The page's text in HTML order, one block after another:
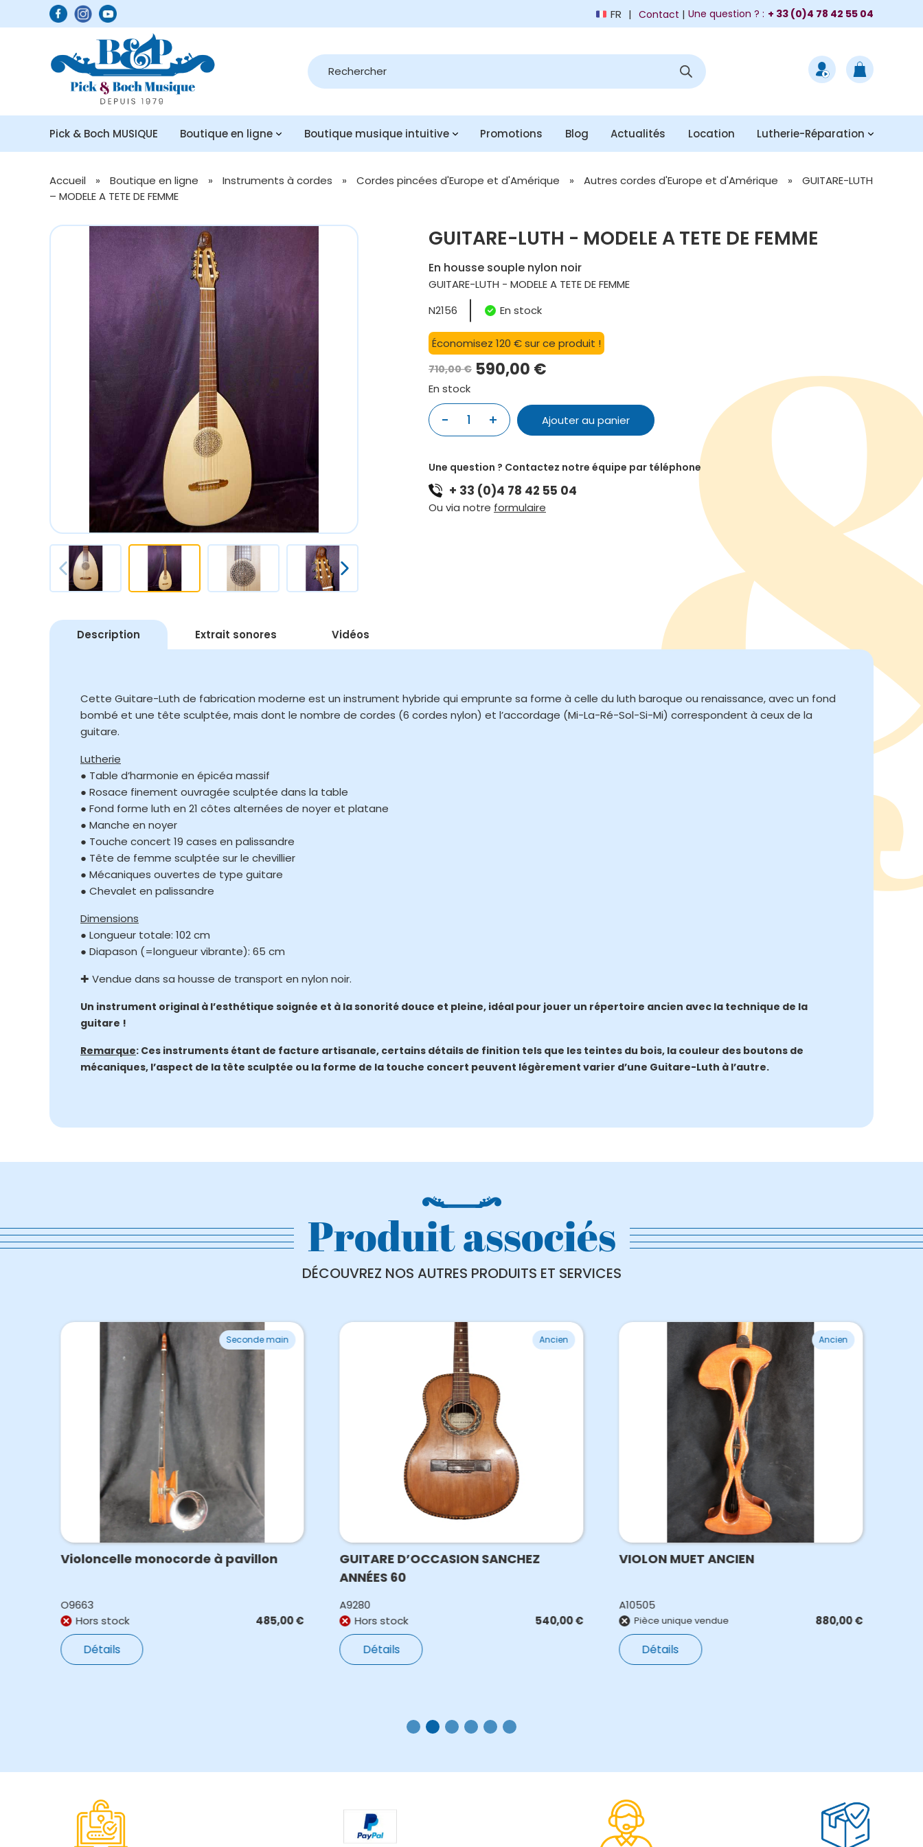
FR Contact | Une question ? : + 33 (0)4 78 42 55 04
Recherche
de
produits
Pick & Boch MUSIQUE Boutique en ligne Boutique musique intuitive Promotions Blog Actualités Location Lutherie-Réparation
Accueil » Boutique en ligne » Instruments à cordes » Cordes pincées d'Europe et d'Amérique » Autres cordes d'Europe et d'Amérique »
GUITARE-LUTH
– MODELE A TETE DE FEMME
GUITARE-LUTH - MODELE A TETE DE FEMME
En housse souple nylon noir
GUITARE-LUTH - MODELE A TETE DE FEMME
N2156
En stock
Économisez 120 € sur ce produit !
710,00€
Le
prix
initial
710,00 €.
590,00 €
Le
prix
actuel
590,00 €.
En stock
-
quantité
-
MODELE
A
+ Ajouter au panier
Une question ? Contactez notre équipe par téléphone
+ 33 (0)4 78 42 55 04
Ou via notre formulaire
Description Extrait sonores Vidéos
Cette Guitare-Luth de fabrication moderne est un instrument hybride qui emprunte sa forme à celle du luth baroque ou renaissance, avec un fond
bombé et une tête sculptée, mais dont le nombre de cordes (6 cordes nylon) et l’accordage (Mi-La-Ré-Sol-Si-Mi) correspondent à ceux de la
guitare.
Lutherie
● Table d’harmonie en épicéa massif
● Rosace finement ouvragée sculptée dans la table
● Fond forme luth en 21 côtes alternées de noyer et platane
● Manche en noyer
● Touche concert 19 cases en palissandre
● Tête de femme sculptée sur le chevillier
● Mécaniques ouvertes de type guitare
● Chevalet en palissandre
Dimensions
● Longueur totale: 102 cm
● Diapason (=longueur vibrante): 65 cm
✚ Vendue dans sa housse de transport en nylon noir.
Un instrument original à l’esthétique soignée et à la sonorité douce et pleine, idéal pour jouer un répertoire ancien avec la technique de la
guitare !
Remarque: Ces instruments étant de facture artisanale, certains détails de finition tels que les teintes du bois, la couleur des boutons de
mécaniques, l’aspect de la tête sculptée ou la forme de la touche concert peuvent légèrement varier d’une Guitare-Luth à l’autre.
Produit associés
DÉCOUVREZ NOS AUTRES PRODUITS ET SERVICES
Seconde main
Violoncelle monocorde à pavillon
O9663
Hors stock
485,00€
Détails
Ancien
GUITARE D’OCCASION SANCHEZ
ANNÉES 60
A9280
Hors stock
540,00€
Détails
Ancien
VIOLON MUET ANCIEN
A10505
Pièce unique vendue 880,00€
Détails